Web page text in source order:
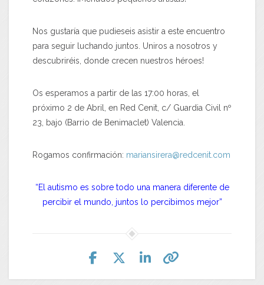
Nos gustaría que pudieseis asistir a este encuentro
para seguir luchando juntos. Uniros a nosotros y
descubriréis, donde crecen nuestros héroes!
Os esperamos a partir de las 17:00 horas, el
próximo 2 de Abril, en Red Cenit, c/ Guardia Civil nº
23, bajo (Barrio de Benimaclet) Valencia.
Rogamos confirmación: mariansirera@redcenit.com
“El autismo es sobre todo una manera diferente de
percibir el mundo, juntos lo percibimos mejor”